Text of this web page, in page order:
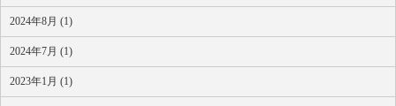
2024年8月 (1)
2024年7月 (1)
2023年1月 (1)